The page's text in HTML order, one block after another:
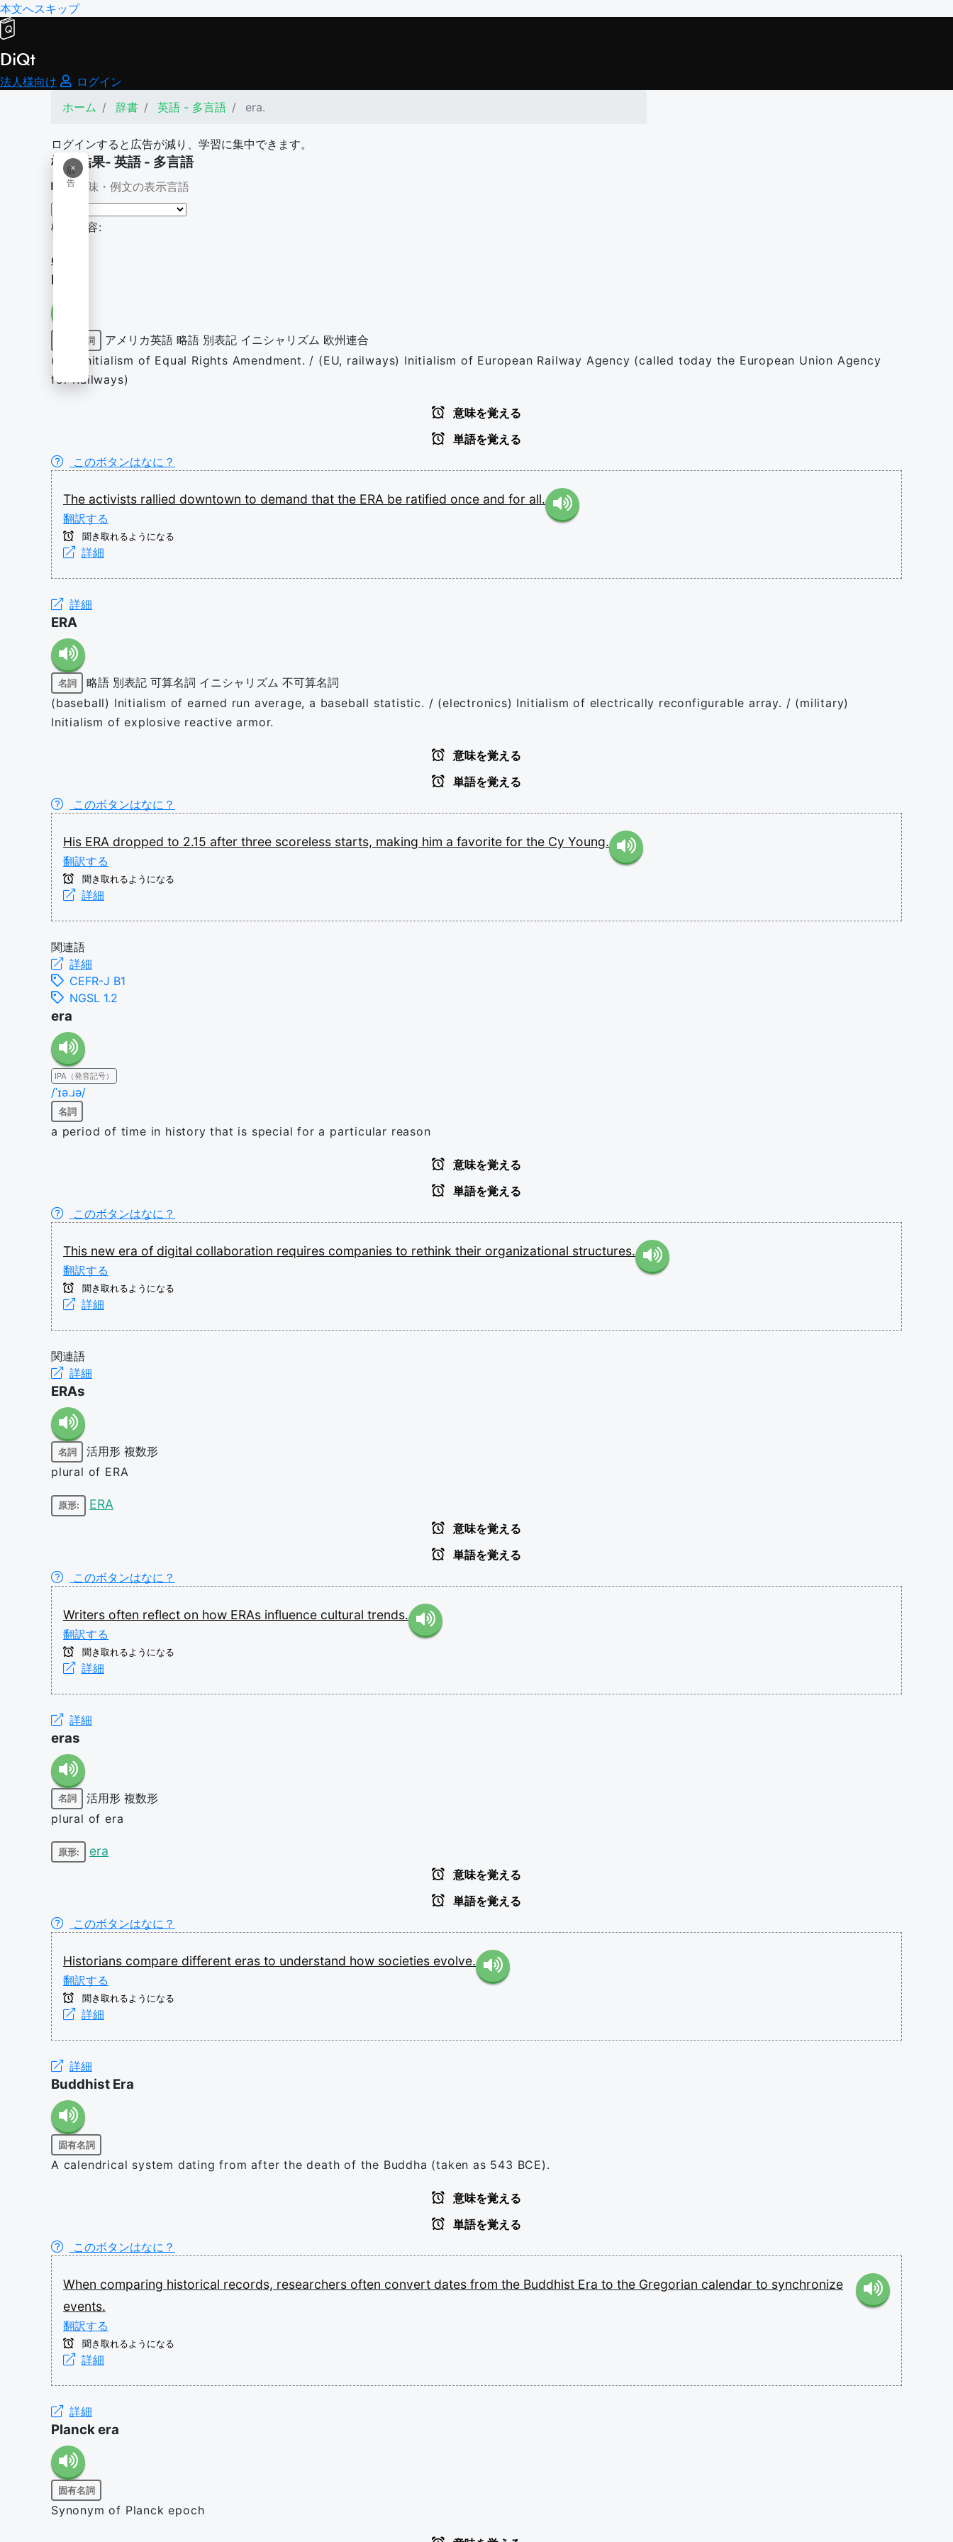
本文へスキップ
DiQt
法人様向け
ログイン
ホーム
辞書 英語 - 多言語 era.
ログインすると広告が減り、学習に集中できます。
×
広
告
検索結果- 英語 - 多言語
意味・例文の表示言語
検索内容:
era.
ERA
固有名詞 アメリカ英語 略語 別表記 イニシャリズム 欧州連合
(US) Initialism of Equal Rights Amendment. / (EU, railways) Initialism of European Railway Agency (called today the European Union Agency
for Railways)
意味を覚える
単語を覚える
このボタンはなに？
The activists rallied downtown to demand that the ERA be ratified once and for all.
翻訳する
聞き取れるようになる
詳細
詳細
ERA
名詞 略語 別表記 可算名詞 イニシャリズム 不可算名詞
(baseball) Initialism of earned run average, a baseball statistic. / (electronics) Initialism of electrically reconfigurable array. / (military)
Initialism of explosive reactive armor.
意味を覚える
単語を覚える
このボタンはなに？
His ERA dropped to 2.15 after three scoreless starts, making him a favorite for the Cy Young.
翻訳する
聞き取れるようになる
詳細
関連語
詳細
CEFR-J B1
NGSL 1.2
era
IPA（発音記号）
/ˈɪə.ɹə/
名詞
a period of time in history that is special for a particular reason
意味を覚える
単語を覚える
このボタンはなに？
This new era of digital collaboration requires companies to rethink their organizational structures.
翻訳する
聞き取れるようになる
詳細
関連語
詳細
ERAs
名詞 活用形 複数形
plural of ERA
原形: ERA
意味を覚える
単語を覚える
このボタンはなに？
Writers often reflect on how ERAs influence cultural trends.
翻訳する
聞き取れるようになる
詳細
詳細
eras
名詞 活用形 複数形
plural of era
原形: era
意味を覚える
単語を覚える
このボタンはなに？
Historians compare different eras to understand how societies evolve.
翻訳する
聞き取れるようになる
詳細
詳細
Buddhist Era
固有名詞
A calendrical system dating from after the death of the Buddha (taken as 543 BCE).
意味を覚える
単語を覚える
このボタンはなに？
When comparing historical records, researchers often convert dates from the Buddhist Era to the Gregorian calendar to synchronize
events.
翻訳する
聞き取れるようになる
詳細
詳細
Planck era
固有名詞
Synonym of Planck epoch